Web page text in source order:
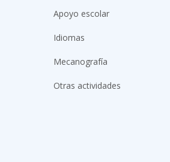
Apoyo escolar
Idiomas
Mecanografía
Otras actividades